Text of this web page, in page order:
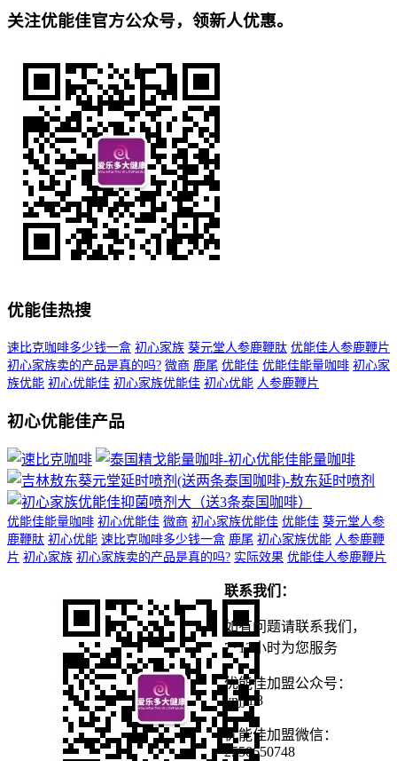
关注优能佳官方公众号，领新人优惠。
优能佳热搜
速比克咖啡多少钱一盒 初心家族 葵元堂人参鹿鞭肽 优能佳人参鹿鞭片
初心家族卖的产品是真的吗? 微商 鹿尾 优能佳 优能佳能量咖啡 初心家
族优能 初心优能佳 初心家族优能佳 初心优能 人参鹿鞭片
初心优能佳产品
优能佳能量咖啡 初心优能佳 微商 初心家族优能佳 优能佳 葵元堂人参
鹿鞭肽 初心优能 速比克咖啡多少钱一盒 鹿尾 初心家族优能 人参鹿鞭
片 初心家族 初心家族卖的产品是真的吗? 实际效果 优能佳人参鹿鞭片
联系我们：
如有问题请联系我们，
7*12小时为您服务
优能佳加盟公众号：
ynjjm8
优能佳加盟微信：
2550650748